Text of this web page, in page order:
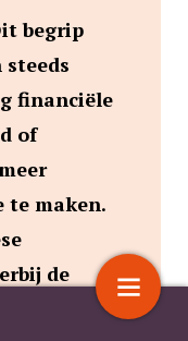
begrip
financiële
of
te maken.
de
En